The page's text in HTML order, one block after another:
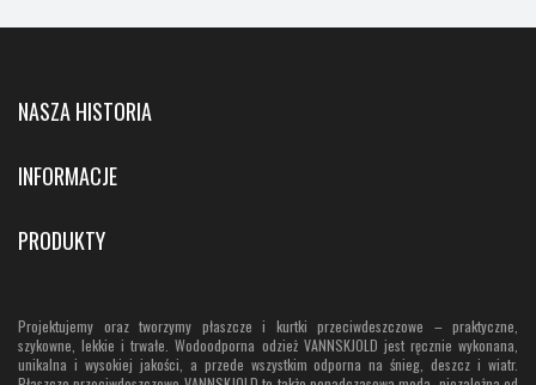
NASZA HISTORIA
INFORMACJE
PRODUKTY
Projektujemy oraz tworzymy płaszcze i kurtki przeciwdeszczowe – praktyczne,
szykowne, lekkie i trwałe. Wodoodporna odzież VANNSKJOLD jest ręcznie wykonana,
unikalna i wysokiej jakości, a przede wszystkim odporna na śnieg, deszcz i wiatr.